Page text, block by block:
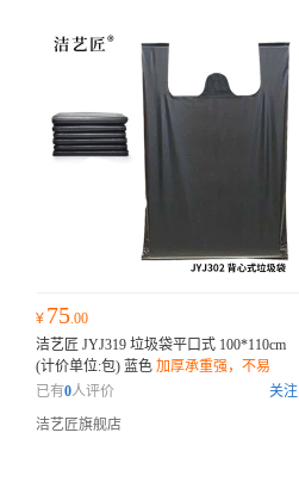
¥ 75.00
洁艺匠 JYJ319 垃圾袋平口式 100*110cm
(计价单位:包) 蓝色 加厚承重强，不易
破；抽绳封口设计，密封防漏；环保材
已有0人评价
关注
洁艺匠旗舰店